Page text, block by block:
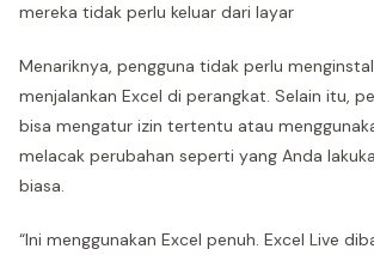
mereka tidak perlu keluar dari layar
Menariknya, pengguna tidak perlu
menjalankan Excel di perangkat. Selain itu,
bisa mengatur izin tertentu atau
melacak perubahan seperti yang Anda
biasa.
“Ini menggunakan Excel penuh. Excel Live